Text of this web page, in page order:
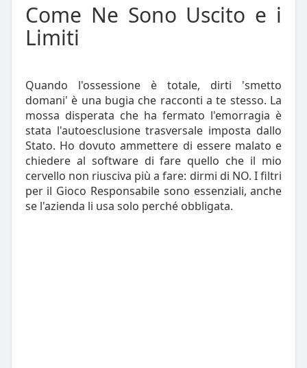
Come Ne Sono Uscito e i
Limiti
Quando l'ossessione è totale, dirti 'smetto
domani' è una bugia che racconti a te stesso. La
mossa disperata che ha fermato l'emorragia è
stata l'autoesclusione trasversale imposta dallo
Stato. Ho dovuto ammettere di essere malato e
chiedere al software di fare quello che il mio
cervello non riusciva più a fare: dirmi di NO. I filtri
per il Gioco Responsabile sono essenziali, anche
se l'azienda li usa solo perché obbligata.